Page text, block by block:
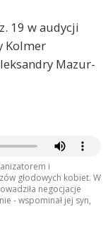
19 w audycji
Kolmer
Mazur-
i
głodowych kobiet. W
negocjacje
- wspominał jej syn,